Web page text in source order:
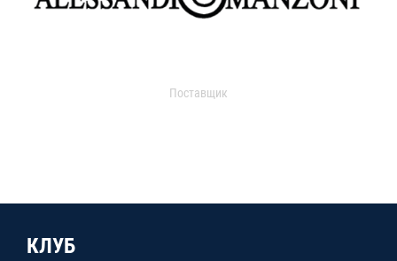
Поставщик
КЛУБ